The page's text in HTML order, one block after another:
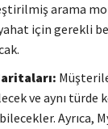
arama
için gerekli
ve aynı türde
Ayrıca,